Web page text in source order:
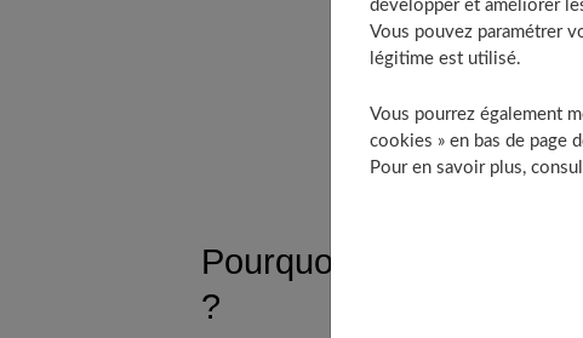
Le thé bio
En
À découvrir
Pourquoi privilégier les
?
développer et améliorer
Vous pouvez paramétrer
légitime est utilisé.
Vous pourrez également
cookies » en bas de page
Pour en savoir plus,